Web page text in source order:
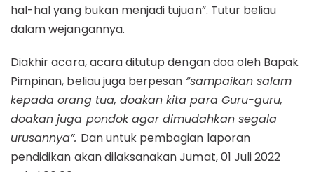
hal-hal yang bukan menjadi tujuan”. Tutur beliau
dalam wejangannya.
Diakhir acara, acara ditutup dengan doa oleh Bapak
Pimpinan, beliau juga berpesan “sampaikan salam
kepada orang tua, doakan kita para Guru-guru,
doakan juga pondok agar dimudahkan segala
urusannya”. Dan untuk pembagian laporan
pendidikan akan dilaksanakan Jumat, 01 Juli 2022